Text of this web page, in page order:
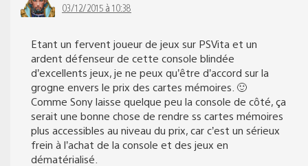
03/12/2015 à 10:38
Etant un fervent joueur de jeux sur PSVita et un
ardent défenseur de cette console blindée
d’excellents jeux, je ne peux qu’être d’accord sur la
grogne envers le prix des cartes mémoires. 🙂
Comme Sony laisse quelque peu la console de côté, ça
serait une bonne chose de rendre ss cartes mémoires
plus accessibles au niveau du prix, car c’est un sérieux
frein à l’achat de la console et des jeux en
dématérialisé.